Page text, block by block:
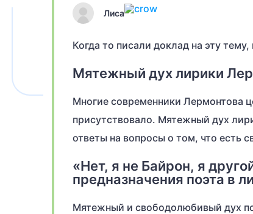
Лиса
Когда то писали доклад на эту
Мятежный дух лирики
Многие современники Лермонтова
присутствовало. Мятежный дух
ответы на вопросы о том, что есть
«Нет, я не Байрон, я
предназначения поэта в
Мятежный и свободолюбивый дух